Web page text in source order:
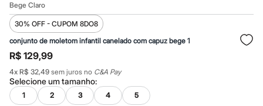
Até 60% off
A partir de 60% off
Feminino
Em alta
Inverno
Alfaiataria
Novidades
Roupas
Blusas e Camisetas
Básicos
Bege Claro
30% OFF - CUPOM 8DO8
conjunto de moletom infantil canelado com capuz bege 1
R$ 129,99
4x R$ 32,49 sem juros no C&A Pay
Selecione umtamanho:
1 2 3 4 5